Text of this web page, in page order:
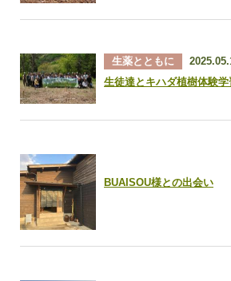
生薬とともに
生徒達とキハダ植樹体験
BUAISOU様との出会い